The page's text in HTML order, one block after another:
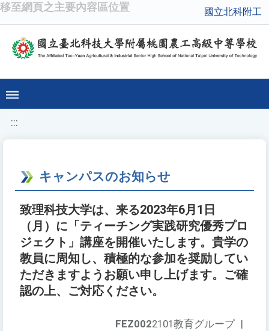
移至網頁之主要內容區位置 國立北科附工
:::
キャンパスのお知らせ
致理科技大学は、来る2023年6月1日
（月）に「ティーチング実践研究優秀プロ
ジェクト」講座を開催いたします。貴学の
教員に周知し、積極的な参加を奨励してい
ただきますようお願い申し上げます。ご確
認の上、ご対応ください。
FEZ0022101教育グループ |